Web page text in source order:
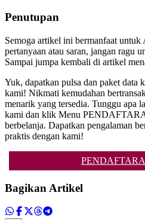
Penutupan
Semoga artikel ini bermanfaat
pertanyaan atau saran, jangan ragu
Sampai jumpa kembali di artikel
Yuk, dapatkan pulsa dan paket data
kami! Nikmati kemudahan
menarik yang tersedia. Tunggu apa
kami dan klik Menu
berbelanja. Dapatkan pengalaman
praktis dengan kami!
Bagikan Artikel